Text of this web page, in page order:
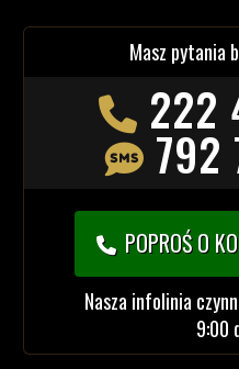
Masz pytania
222
792
POPROŚ O
Nasza infolinia
9:00